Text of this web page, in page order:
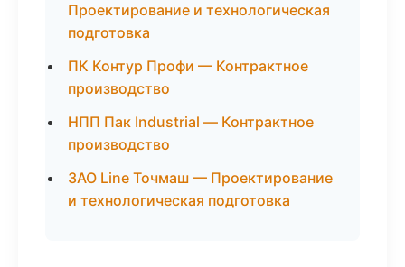
Проектирование и технологическая
подготовка
ПК Контур Профи — Контрактное
производство
НПП Пак Industrial — Контрактное
производство
ЗАО Line Точмаш — Проектирование
и технологическая подготовка